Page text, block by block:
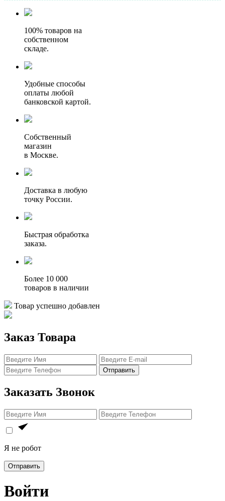
100% товаров на
собственном
складе.
Удобные способы
оплаты любой
банковской картой.
Собственный
магазин
в Москве.
Доставка в любую
точку России.
Быстрая обработка
заказа.
Более 10 000
товаров в наличии
Товар успешно добавлен
Заказ Товара
Отправить
Заказать Звонок
Я не робот
Отправить
Войти